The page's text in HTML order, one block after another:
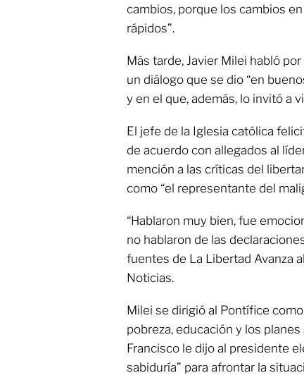
cambios, porque los cambios
rápidos”.
Más tarde, Javier Milei habló
un diálogo que se dio “en
y en el que, además, lo invitó a
El jefe de la Iglesia católica
de acuerdo con allegados al
mención a las críticas del
como “el representante del
“Hablaron muy bien, fue
no hablaron de las
fuentes de La Libertad Avanza
Noticias.
Milei se dirigió al Pontífice
pobreza, educación y los
Francisco le dijo al presidente
sabiduría” para afrontar la